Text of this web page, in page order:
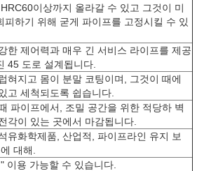
이상까지 올라갈 수 있고 그것이 미
피하기 위해 굳게 파이프를 고정시킬 수 있
한 제어력과 매우 긴 서비스 라이프를 제공
45 도로 설계됩니다.
혀지고 몸이 분말 코팅이며, 그것이 때에
고 세척되도록 쉽습니다.
파이프에서, 조밀 공간을 위한 적당하 벽
각이 있는 곳에서 마감됩니다.
유화학제품, 산업적, 파이프라인 유지 보
대해.
이용 가능할 수 있습니다.